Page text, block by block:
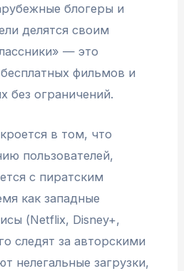
блогеры и
делятся своим
— это
фильмов и
без ограничений.
в том, что
пользователей,
с пиратским
как западные
(Netflix, Disney+,
следят за авторскими
нелегальные загрузки,